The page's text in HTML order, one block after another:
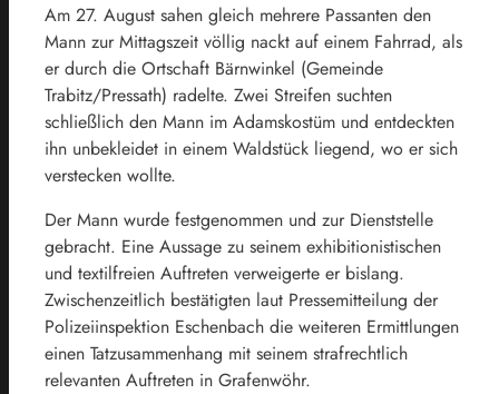
Am 27. August sahen gleich mehrere Passanten den
Mann zur Mittagszeit völlig nackt auf einem Fahrrad, als
er durch die Ortschaft Bärnwinkel (Gemeinde
Trabitz/Pressath) radelte. Zwei Streifen suchten
schließlich den Mann im Adamskostüm und entdeckten
ihn unbekleidet in einem Waldstück liegend, wo er sich
verstecken wollte.
Der Mann wurde festgenommen und zur Dienststelle
gebracht. Eine Aussage zu seinem exhibitionistischen
und textilfreien Auftreten verweigerte er bislang.
Zwischenzeitlich bestätigten laut Pressemitteilung der
Polizeiinspektion Eschenbach die weiteren Ermittlungen
einen Tatzusammenhang mit seinem strafrechtlich
relevanten Auftreten in Grafenwöhr.